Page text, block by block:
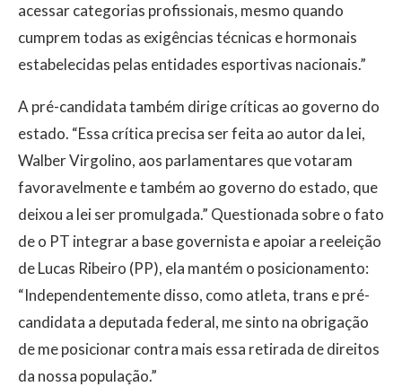
acessar categorias profissionais, mesmo quando
cumprem todas as exigências técnicas e hormonais
estabelecidas pelas entidades esportivas nacionais.”
A pré-candidata também dirige críticas ao governo do
estado. “Essa crítica precisa ser feita ao autor da lei,
Walber Virgolino, aos parlamentares que votaram
favoravelmente e também ao governo do estado, que
deixou a lei ser promulgada.” Questionada sobre o fato
de o PT integrar a base governista e apoiar a reeleição
de Lucas Ribeiro (PP), ela mantém o posicionamento:
“Independentemente disso, como atleta, trans e pré-
candidata a deputada federal, me sinto na obrigação
de me posicionar contra mais essa retirada de direitos
da nossa população.”